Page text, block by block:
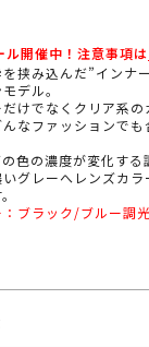
ル開催中！注意事項は
挟み込んだ”インナ
デル。
けでなくクリア系
なファッションで
色の濃度が変化する
グレーへレンズカ
ブラック/ブルー調